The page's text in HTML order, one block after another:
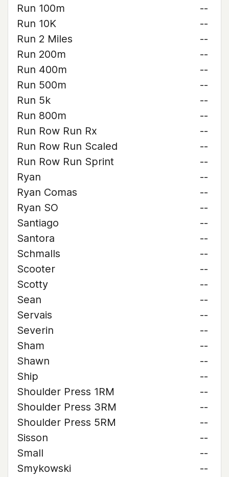
Run 100m
--
Run 10K
--
Run 2 Miles
--
Run 200m
--
Run 400m
--
Run 500m
--
Run 5k
--
Run 800m
--
Run Row Run Rx
--
Run Row Run Scaled
--
Run Row Run Sprint
--
Ryan
--
Ryan Comas
--
Ryan SO
--
Santiago
--
Santora
--
Schmalls
--
Scooter
--
Scotty
--
Sean
--
Servais
--
Severin
--
Sham
--
Shawn
--
Ship
--
Shoulder Press 1RM
--
Shoulder Press 3RM
--
Shoulder Press 5RM
--
Sisson
--
Small
--
Smykowski
--